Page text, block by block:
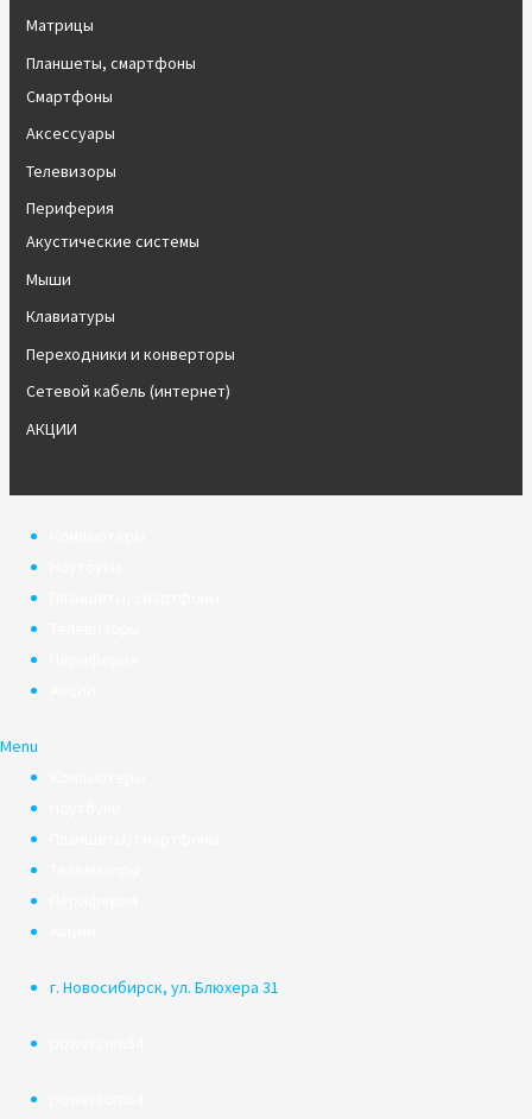
Матрицы
Планшеты, смартфоны
Смартфоны
Аксессуары
Телевизоры
Периферия
Акустические системы
Мыши
Клавиатуры
Переходники и конверторы
Сетевой кабель (интернет)
АКЦИИ
Menu
г. Новосибирск, ул. Блюхера 31